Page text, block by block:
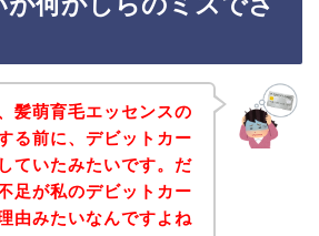
髪萌育毛エッセンスの
る前に、デビットカー
ていたみたいです。だ
足が私のデビットカー
由みたいなんですよね